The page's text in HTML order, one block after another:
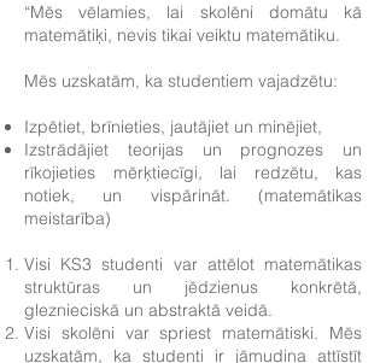
“Mēs vēlamies, lai skolēni domātu kā
matemātiķi, nevis tikai veiktu matemātiku.
Mēs uzskatām, ka studentiem vajadzētu:
Izpētiet, brīnieties, jautājiet un minējiet,
Izstrādājiet teorijas un prognozes un
rīkojieties mērķtiecīgi, lai redzētu, kas
notiek, un vispārināt. (matemātikas
meistarība)
Visi KS3 studenti var attēlot matemātikas
struktūras un jēdzienus konkrētā,
gleznieciskā un abstraktā veidā.
Visi skolēni var spriest matemātiski. Mēs
uzskatām, ka studenti ir jāmudina attīstīt